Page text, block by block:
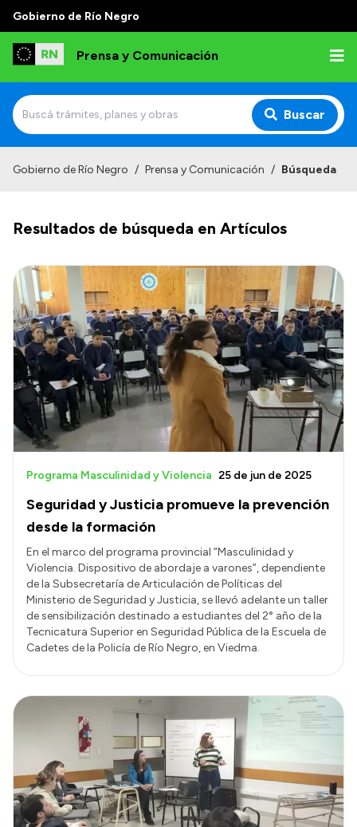
Gobierno de Río Negro
Prensa y Comunicación
Buscar
Autoridades
Referentes de prensa
Archivo de noticias
Transparencia
Presupuesto
Boletín Oficial
Compras y licitaciones
Consulta de expedientes
Convocatorias
Intranet
Login
Gobierno de Río Negro / Prensa y Comunicación / Búsqueda
Resultados de búsqueda en Artículos
Seguridad y Justicia promueve la prevención
desde la formación
Programa Masculinidad y Violencia 25 de jun de 2025
En el marco del programa provincial “Masculinidad y
Violencia. Dispositivo de abordaje a varones”, dependiente
de la Subsecretaría de Articulación de Políticas del
Ministerio de Seguridad y Justicia, se llevó adelante un taller
de sensibilización destinado a estudiantes del 2° año de la
Tecnicatura Superior en Seguridad Pública de la Escuela de
Cadetes de la Policía de Río Negro, en Viedma.